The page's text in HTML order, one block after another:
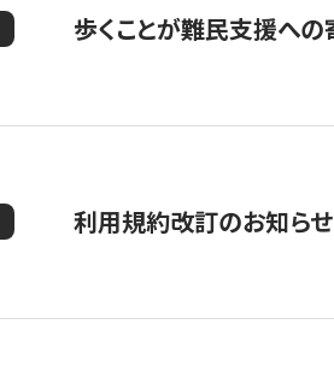
歩くことが難民支援へ
利用規約改訂のお知らせ